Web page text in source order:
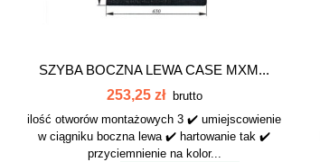
SZYBA BOCZNA LEWA CASE MXM...
253,25 zł
brutto
ilość otworów montażowych 3 ✔️ umiejscowienie
w ciągniku boczna lewa ✔️ hartowanie tak ✔️
przyciemnienie na kolor...